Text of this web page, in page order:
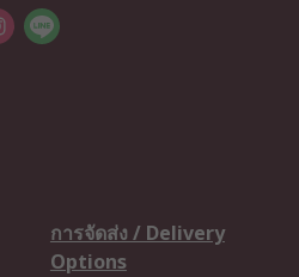
การจัดส่ง / Delivery
Options